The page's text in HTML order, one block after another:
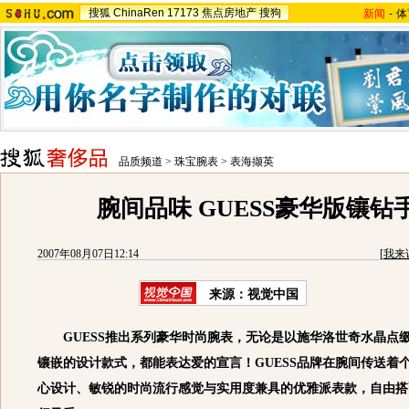
搜狐 ChinaRen 17173 焦点房地产 搜狗 新闻 -
品质频道 > 珠宝腕表 > 表海撷英
腕间品味 GUESS豪华版镶钻
2007年08月07日12:14 [我来
来源：视觉中国
GUESS推出系列豪华时尚腕表，无论是以施华洛世奇水晶点
镶嵌的设计款式，都能表达爱的宣言！GUESS品牌在腕间传送着
心设计、敏锐的时尚流行感觉与实用度兼具的优雅派表款，自由